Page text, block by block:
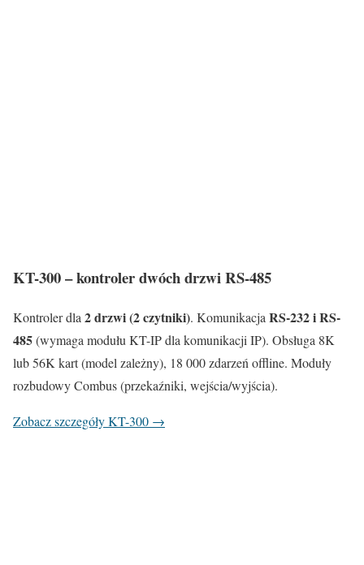
KT-300 – kontroler dwóch drzwi RS-485
Kontroler dla 2 drzwi (2 czytniki). Komunikacja RS-232 i RS-
485(wymaga modułu KT-IP dla komunikacji IP). Obsługa 8K
lub 56K kart (model zależny), 18 000 zdarzeń offline. Moduły
rozbudowy Combus (przekaźniki, wejścia/wyjścia).
Zobacz szczegóły KT-300 →